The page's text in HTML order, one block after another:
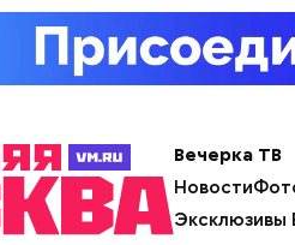
Вечерка ТВ
Новости
Эксклюзивы